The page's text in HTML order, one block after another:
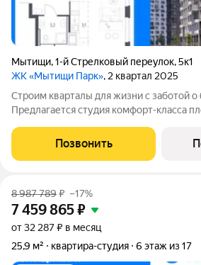
Мытищи,1-й Стрелковый переулок,5к1
ЖК «Мытищи Парк», 2 квартал 2025
Строим кварталы для жизни с заботой
Предлагается студия комфорт-класса
"Мытищи Парк".Квартиру в комплексе на выбор: может быть
как с отделкой, так и без. В
Позвонить
8 987 789₽ –17%
7 459 865₽
от 32 287 ₽ в месяц
25,9 м²
квартира-студия 6 этаж из 17